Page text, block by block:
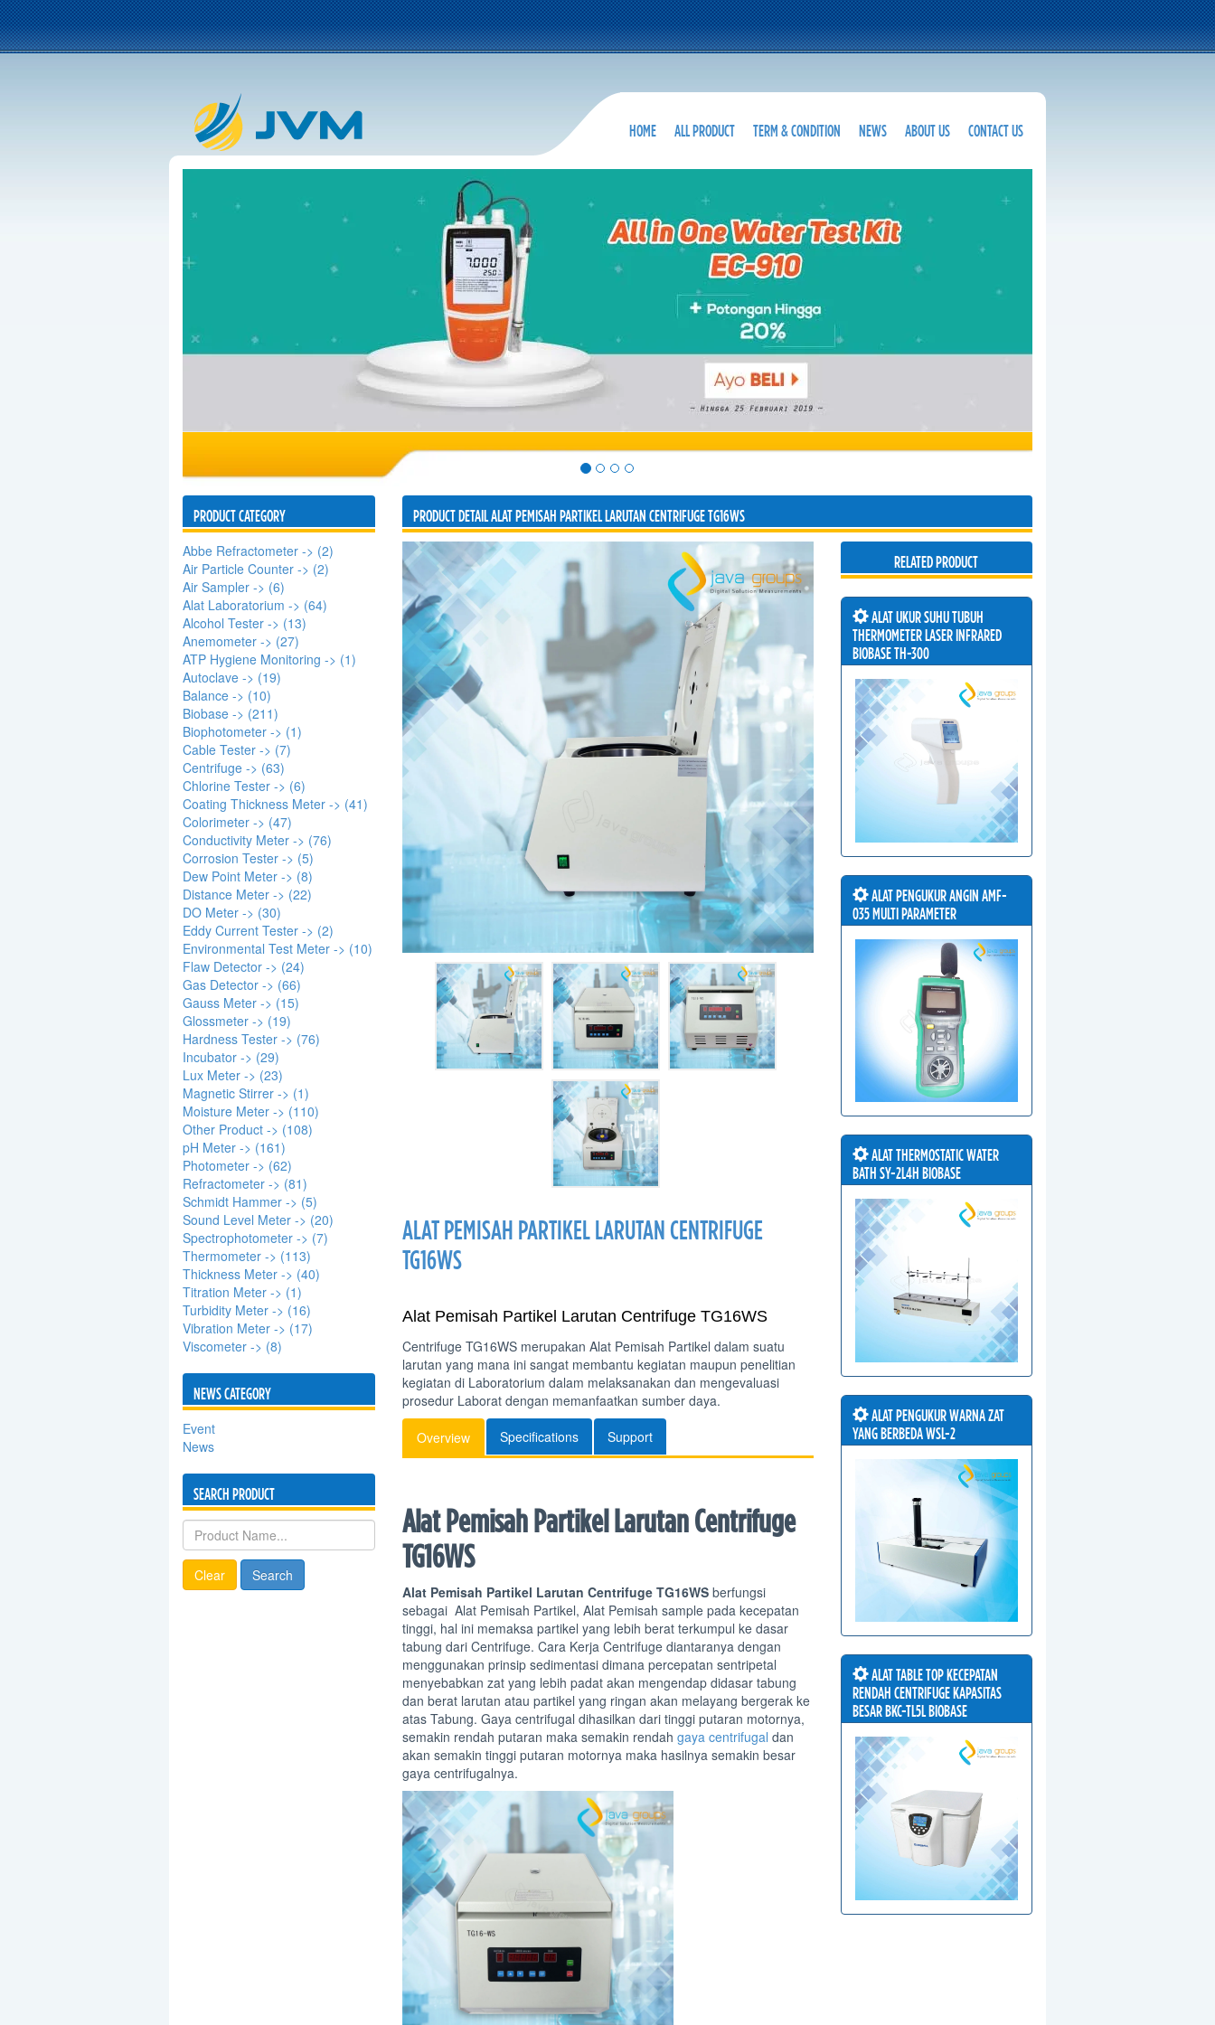
HOME ALL PRODUCT TERM & CONDITION NEWS ABOUT US CONTACT US
PRODUCT CATEGORY
Abbe Refractometer -> (2)
Air Particle Counter -> (2)
Air Sampler -> (6)
Alat Laboratorium -> (64)
Alcohol Tester -> (13)
Anemometer -> (27)
ATP Hygiene Monitoring -> (1)
Autoclave -> (19)
Balance -> (10)
Biobase -> (211)
Biophotometer -> (1)
Cable Tester -> (7)
Centrifuge -> (63)
Chlorine Tester -> (6)
Coating Thickness Meter -> (41)
Colorimeter -> (47)
Conductivity Meter -> (76)
Corrosion Tester -> (5)
Dew Point Meter -> (8)
Distance Meter -> (22)
DO Meter -> (30)
Eddy Current Tester -> (2)
Environmental Test Meter -> (10)
Flaw Detector -> (24)
Gas Detector -> (66)
Gauss Meter -> (15)
Glossmeter -> (19)
Hardness Tester -> (76)
Incubator -> (29)
Lux Meter -> (23)
Magnetic Stirrer -> (1)
Moisture Meter -> (110)
Other Product -> (108)
pH Meter -> (161)
Photometer -> (62)
Refractometer -> (81)
Schmidt Hammer -> (5)
Sound Level Meter -> (20)
Spectrophotometer -> (7)
Thermometer -> (113)
Thickness Meter -> (40)
Titration Meter -> (1)
Turbidity Meter -> (16)
Vibration Meter -> (17)
Viscometer -> (8)
NEWS CATEGORY
Event
News
SEARCH PRODUCT
Clear Search
PRODUCT DETAIL ALAT PEMISAH PARTIKEL LARUTAN CENTRIFUGE TG16WS
ALAT PEMISAH PARTIKEL LARUTAN CENTRIFUGE
TG16WS
Alat Pemisah Partikel Larutan Centrifuge TG16WS
Centrifuge TG16WS merupakan Alat Pemisah Partikel dalam suatu
larutan yang mana ini sangat membantu kegiatan maupun penelitian
kegiatan di Laboratorium dalam melaksanakan dan mengevaluasi
prosedur Laborat dengan memanfaatkan sumber daya.
Overview Specifications Support
Alat Pemisah Partikel Larutan Centrifuge
TG16WS
Alat Pemisah Partikel Larutan Centrifuge TG16WSberfungsi
sebagai Alat Pemisah Partikel, Alat Pemisah sample pada kecepatan
tinggi, hal ini memaksa partikel yang lebih berat terkumpul ke dasar
tabung dari Centrifuge. Cara Kerja Centrifuge diantaranya dengan
menggunakan prinsip sedimentasi dimana percepatan sentripetal
menyebabkan zat yang lebih padat akan mengendap didasar tabung
dan berat larutan atau partikel yang ringan akan melayang bergerak ke
atas Tabung. Gaya centrifugal dihasilkan dari tinggi putaran motornya,
semakin rendah putaran maka semakin rendah gaya centrifugal dan
akan semakin tinggi putaran motornya maka hasilnya semakin besar
gaya centrifugalnya.
RELATED PRODUCT
ALAT UKUR SUHU TUBUH
THERMOMETER LASER INFRARED
BIOBASE TH-300
ALAT PENGUKUR ANGIN AMF-
035 MULTI PARAMETER
ALAT THERMOSTATIC WATER
BATH SY-2L4H BIOBASE
ALAT PENGUKUR WARNA ZAT
YANG BERBEDA WSL-2
ALAT TABLE TOP KECEPATAN
RENDAH CENTRIFUGE KAPASITAS
BESAR BKC-TL5L BIOBASE